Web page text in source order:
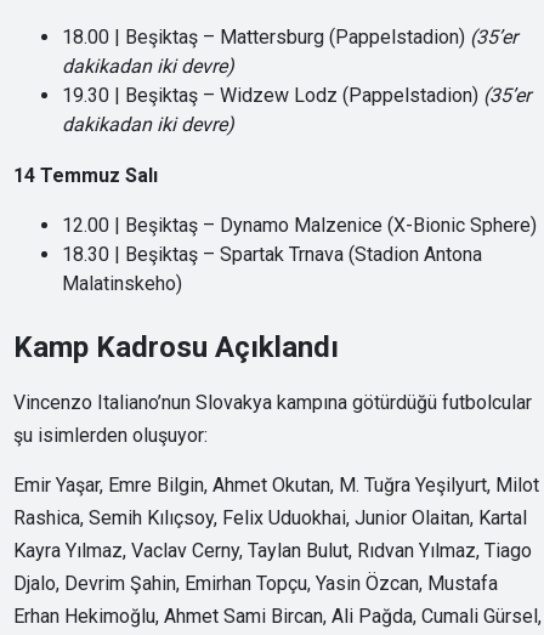
18.00 | Beşiktaş – Mattersburg (Pappelstadion) (35’er
dakikadan iki devre)
19.30 | Beşiktaş – Widzew Lodz (Pappelstadion) (35’er
dakikadan iki devre)
14 Temmuz Salı
12.00 | Beşiktaş – Dynamo Malzenice (X-Bionic Sphere)
18.30 | Beşiktaş – Spartak Trnava (Stadion Antona
Malatinskeho)
Kamp Kadrosu Açıklandı
Vincenzo Italiano’nun Slovakya kampına götürdüğü futbolcular
şu isimlerden oluşuyor:
Emir Yaşar, Emre Bilgin, Ahmet Okutan, M. Tuğra Yeşilyurt, Milot
Rashica, Semih Kılıçsoy, Felix Uduokhai, Junior Olaitan, Kartal
Kayra Yılmaz, Vaclav Cerny, Taylan Bulut, Rıdvan Yılmaz, Tiago
Djalo, Devrim Şahin, Emirhan Topçu, Yasin Özcan, Mustafa
Erhan Hekimoğlu, Ahmet Sami Bircan, Ali Pağda, Cumali Gürsel,